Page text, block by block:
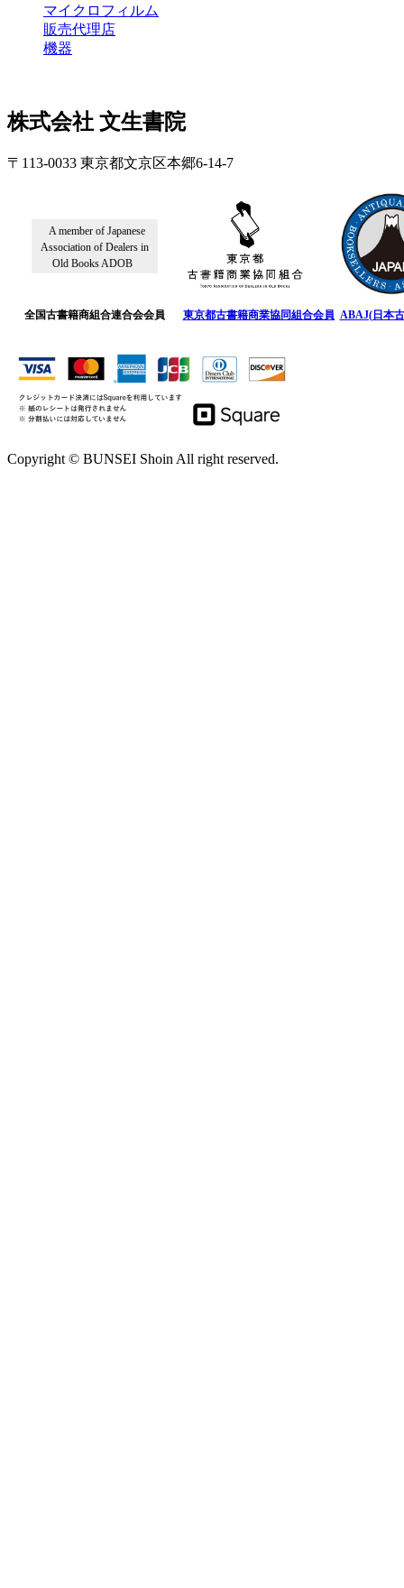
マイクロフィルム
販売代理店
機器
株式会社 文生書院
〒113-0033 東京都文京区本郷6-14-7
A member of Japanese
Association of Dealers in
Old Books ADOB
全国古書籍商組合連合会会員 東京都古書籍商業協同組合会員 ABAJ(日本
Copyright © BUNSEI Shoin All right reserved.